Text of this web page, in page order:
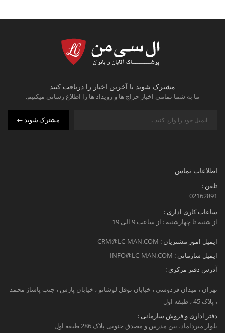
مشترک شوید تا آخرین اخبار را دریافت کنید
ما به شما تمامی اخبار حراج ها و رویداد ها را اطلاع رسانی میکنیم.
مشترک شوید
اطلاعات تماس
تلفن :
02162891
ساعات کاری اداری :
از شنبه تا چهارشنبه : از ساعت 9 الی 19
ایمیل امور مشتریان : CRM@LC-MAN.COM
ایمیل سازمانی : INFO@LC-MAN.COM
آدرس دفتر مرکزی :
تهران ، میدان فردوسی ، خبابان نوفل لوشاتو ، خیابان پارس ، جنب پاساژ محمد
، پلاک 45 ، طبقه اول
دفتر اداری و فروش سازمانی :
بلوار میرداماد، بین مدرس و مصدق جنوبی پلاک 286 طبقه اول